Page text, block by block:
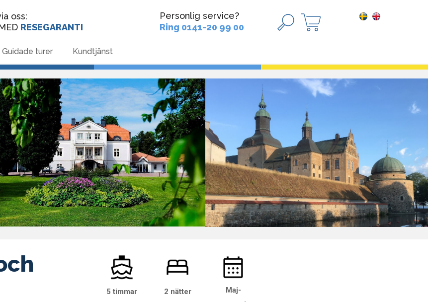
oss:
RESEGARANTI
Personlig service?
Ring 0141-20 99 00
Guidade turer Kundtjänst
5 timmar 2 nätter
Maj-